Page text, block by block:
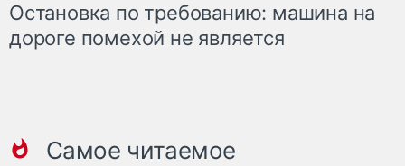
Остановка по требованию: машина на
дороге помехой не является
Самое читаемое